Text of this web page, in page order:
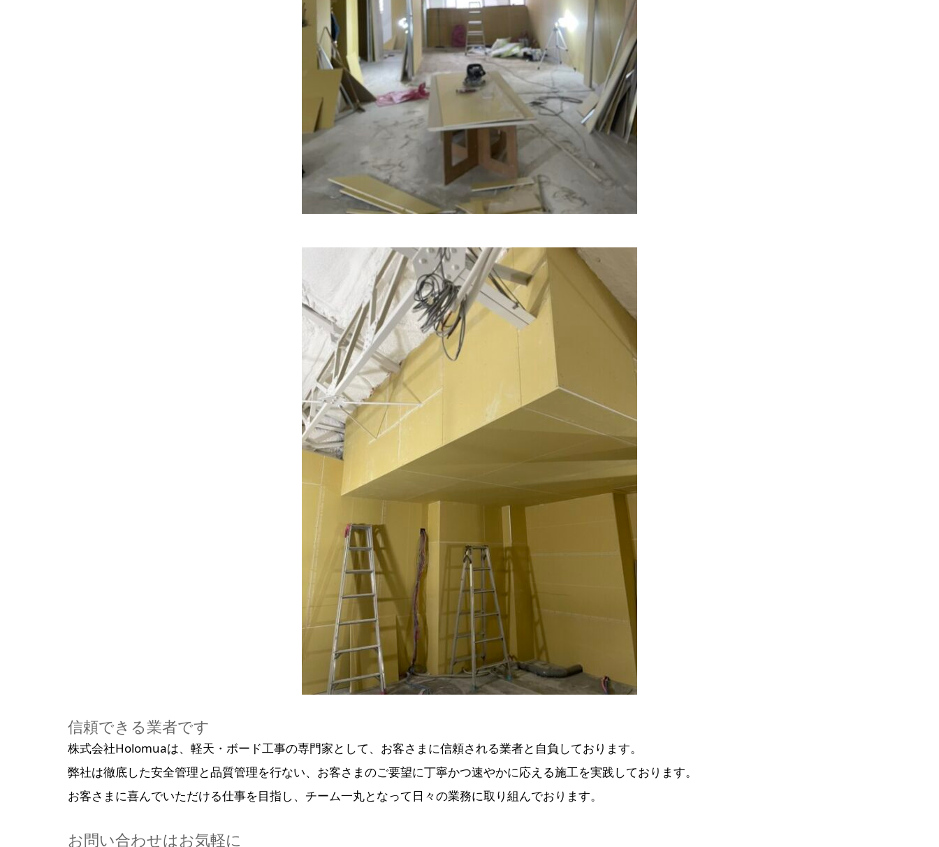
信頼できる業者です
株式会社Holomuaは、軽天・ボード工事の専門家として、お客さまに信頼される業者と自負しております。
弊社は徹底した安全管理と品質管理を行ない、お客さまのご要望に丁寧かつ速やかに応える施工を実践しております。
お客さまに喜んでいただける仕事を目指し、チーム一丸となって日々の業務に取り組んでおります。
お問い合わせはお気軽に